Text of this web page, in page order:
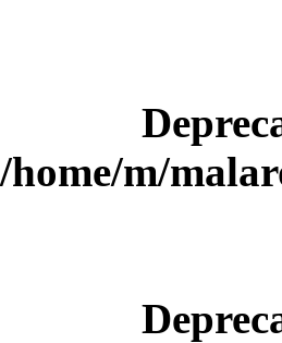
/home/m/